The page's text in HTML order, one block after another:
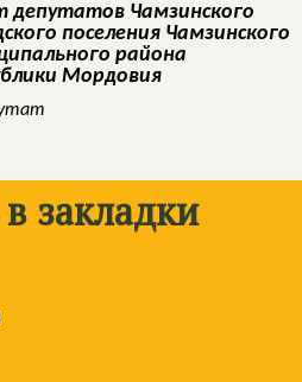
депутатов Чамзинского
поселения Чамзинского
района
Мордовия
закладки